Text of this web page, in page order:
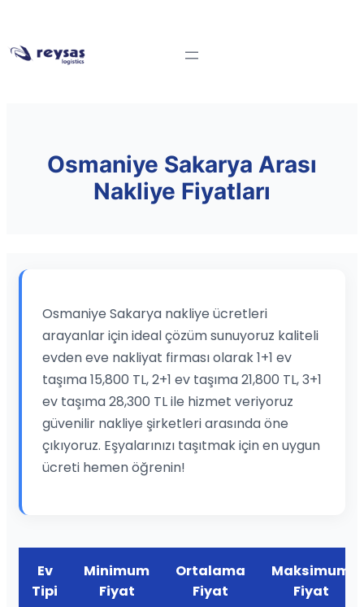
Osmaniye Sakarya Arası
Nakliye Fiyatları
Osmaniye Sakarya nakliye ücretleri
arayanlar için ideal çözüm sunuyoruz kaliteli
evden eve nakliyat firması olarak 1+1 ev
taşıma 15,800 TL, 2+1 ev taşıma 21,800 TL, 3+1
ev taşıma 28,300 TL ile hizmet veriyoruz
güvenilir nakliye şirketleri arasında öne
çıkıyoruz. Eşyalarınızı taşıtmak için en uygun
ücreti hemen öğrenin!
Ev
Tipi
Minimum
Fiyat
Ortalama
Fiyat
Maksimum
Fiyat